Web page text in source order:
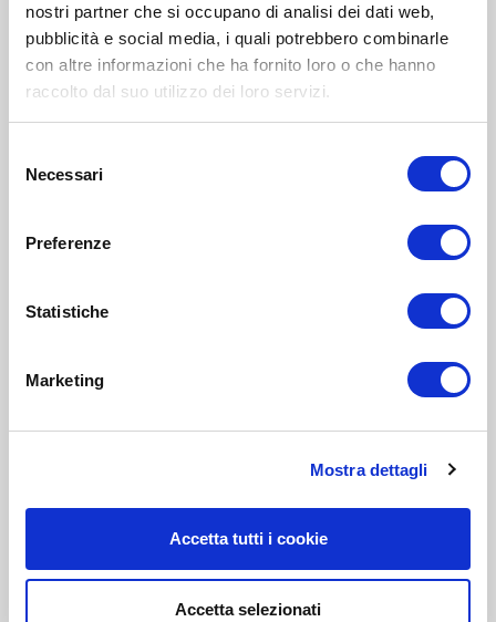
nostri partner che si occupano di analisi dei dati web,
pubblicità e social media, i quali potrebbero combinarle
con altre informazioni che ha fornito loro o che hanno
raccolto dal suo utilizzo dei loro servizi.
delNecessari
Preferenze
Statistiche
Marketing
Mostra dettagli
Accetta tutti i cookie
Accetta selezionati